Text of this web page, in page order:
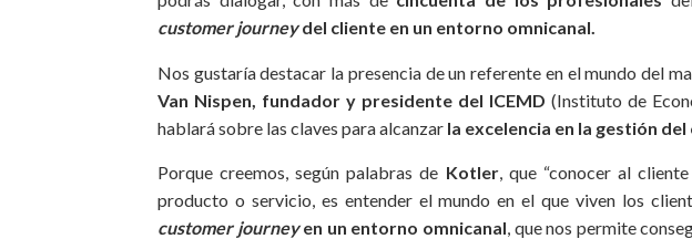
customer journey del cliente en un entorno omnicanal.
Nos gustaría destacar la presencia de un referente en el mundo del
Van Nispen, fundador y presidente del ICEMD (Instituto de
hablará sobre las claves para alcanzar la excelencia en la gestión del
Porque creemos, según palabras de Kotler, que “conocer al
producto o servicio, es entender el mundo en el que viven los
customer journey en un entorno omnicanal , que nos permite